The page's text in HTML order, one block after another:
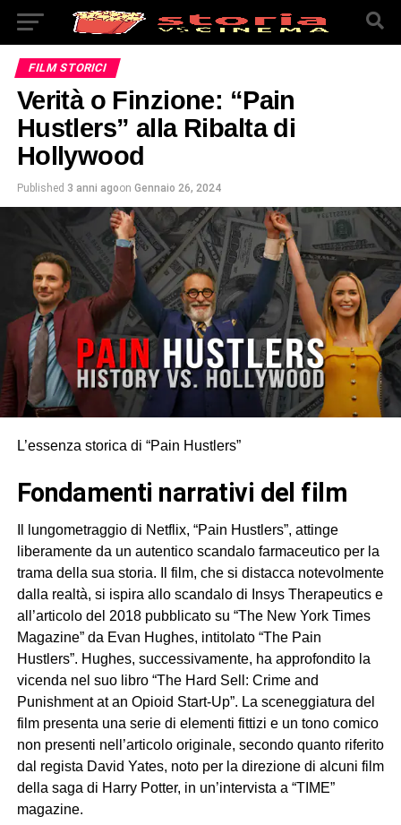
FILM STORICI
Verità o Finzione: “Pain
Hustlers” alla Ribalta di
Hollywood
Published 3 anni agoon Gennaio 26, 2024
L’essenza storica di “Pain Hustlers”
fondamenti narrativi del film
Il lungometraggio di Netflix, “Pain Hustlers”, attinge
liberamente da un autentico scandalo farmaceutico per la
trama della sua storia. Il film, che si distacca notevolmente
dalla realtà, si ispira allo scandalo di Insys Therapeutics e
all’articolo del 2018 pubblicato su “The New York Times
Magazine” da Evan Hughes, intitolato “The Pain
Hustlers”. Hughes, successivamente, ha approfondito la
vicenda nel suo libro “The Hard Sell: Crime and
Punishment at an Opioid Start-Up”. La sceneggiatura del
film presenta una serie di elementi fittizi e un tono comico
non presenti nell’articolo originale, secondo quanto riferito
dal regista David Yates, noto per la direzione di alcuni film
della saga di Harry Potter, in un’intervista a “TIME”
magazine.